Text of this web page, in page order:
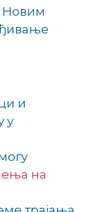
Новим
и
у
на